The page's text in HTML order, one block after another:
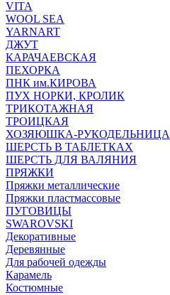
VITA
WOOL SEA
YARNART
ДЖУТ
КАРАЧАЕВСКАЯ
ПЕХОРКА
ПНК им.КИРОВА
ПУХ НОРКИ, КРОЛИК
ТРИКОТАЖНАЯ
ТРОИЦКАЯ
ХОЗЯЮШКА-РУКОДЕЛЬНИЦА
ШЕРСТЬ В ТАБЛЕТКАХ
ШЕРСТЬ ДЛЯ ВАЛЯНИЯ
ПРЯЖКИ
Пряжки металлические
Пряжки пластмассовые
ПУГОВИЦЫ
SWAROVSKI
Декоративные
Деревянные
Для рабочей одежды
Карамель
Костюмные